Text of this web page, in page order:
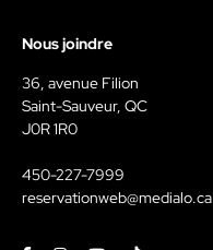
Nous joindre
36, avenue Filion
Saint-Sauveur, QC
J0R 1R0
450-227-7999
reservationweb@medialo.ca